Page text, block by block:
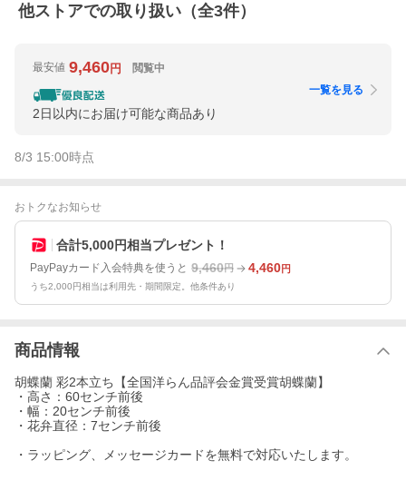
他ストアでの取り扱い（全3件）
最安値 9,460円 閲覧中
2日以内にお届け可能な商品あり
一覧を見る
8/3 15:00時点
おトクなお知らせ
合計5,000円相当プレゼント！
PayPayカード入会特典を使うと 9,460円 4,460円
うち2,000円相当は利用先・期間限定。他条件あり
商品情報
胡蝶蘭 彩2本立ち【全国洋らん品評会金賞受賞胡蝶蘭】
・高さ：60センチ前後
・幅：20センチ前後
・花弁直径：7センチ前後
・ラッピング、メッセージカードを無料で対応いたします。